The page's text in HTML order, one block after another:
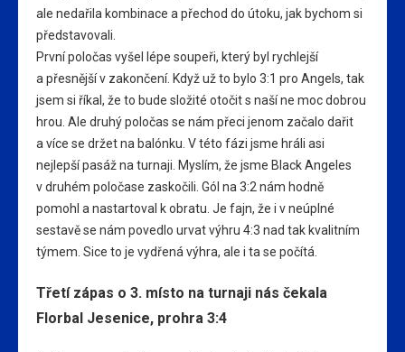
ale nedařila kombinace a přechod do útoku, jak bychom si
představovali.
První poločas vyšel lépe soupeři, který byl rychlejší
a přesnější v zakončení. Když už to bylo 3:1 pro Angels, tak
jsem si říkal, že to bude složité otočit s naší ne moc dobrou
hrou. Ale druhý poločas se nám přeci jenom začalo dařit
a více se držet na balónku. V této fázi jsme hráli asi
nejlepší pasáž na turnaji. Myslím, že jsme Black Angeles
v druhém poločase zaskočili. Gól na 3:2 nám hodně
pomohl a nastartoval k obratu. Je fajn, že i v neúplné
sestavě se nám povedlo urvat výhru 4:3 nad tak kvalitním
týmem. Sice to je vydřená výhra, ale i ta se počítá.
Třetí zápas o 3. místo na turnaji nás čekala
Florbal Jesenice, prohra 3:4